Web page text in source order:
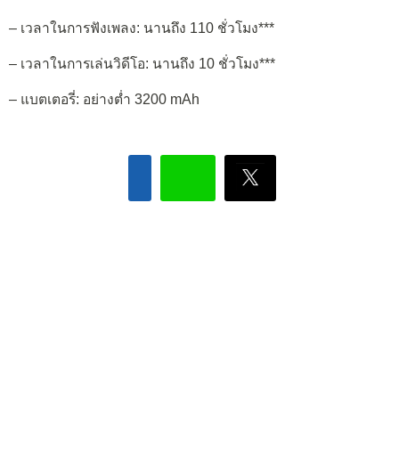
– เวลาในการฟังเพลง: นานถึง 110 ชั่วโมง***
– เวลาในการเล่นวิดีโอ: นานถึง 10 ชั่วโมง***
– แบตเตอรี่: อย่างต่ำ 3200 mAh